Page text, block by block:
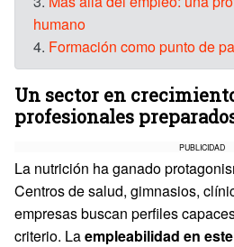
humano
4. Formación como punto de
Un sector en
profesionales
PUBLICIDAD
La nutrición ha ganado
Centros de salud, gimnasios,
empresas buscan perfiles
criterio. Laempleabilidad en